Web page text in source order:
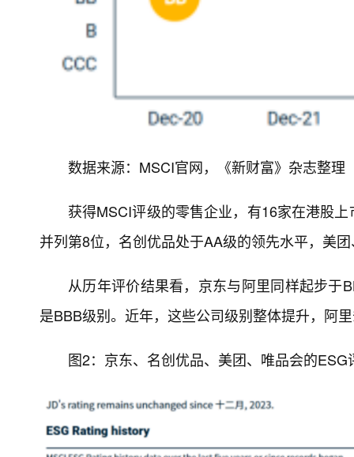
数据来源：MSCI官网，《新财富》杂志整理
获得MSCI评级的零售企业，有16家在港股
并列第8位，名创优品处于AA级的领先水平，美
从历年评价结果看，京东与阿里同样起步于
是BBB级别。近年，这些公司级别整体提升，阿
图2：京东、名创优品、美团、唯品会的ESG